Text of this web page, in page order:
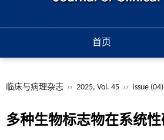
首页
临床与病理杂志 ›› 2025, Vol. 45 ›› Issue (04)
多种生物标志物在系统